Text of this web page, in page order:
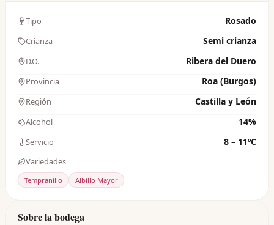
Tipo Rosado
Crianza Semi crianza
D.O. Ribera del Duero
Provincia Roa (Burgos)
Región Castilla y León
Alcohol 14%
Servicio 8 – 11ºC
Variedades
Tempranillo Albillo Mayor
Sobre la bodega